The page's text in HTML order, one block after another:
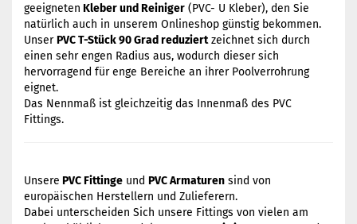
geeigneten Kleber und Reiniger (PVC- U Kleber), den Sie
natürlich auch in unserem Onlineshop günstig bekommen.
UnserPVC T-Stück 90 Grad reduziertzeichnet sich durch
einen sehr engen Radius aus, wodurch dieser sich
hervorragend für enge Bereiche an ihrer Poolverrohrung
eignet.
Das Nennmaß ist gleichzeitig das Innenmaß des PVC
Fittings.
Unsere PVC Fittinge und PVC Armaturen sind von
europäischen Herstellern und Zulieferern.
Dabei unterscheiden Sich unsere Fittings von vielen am